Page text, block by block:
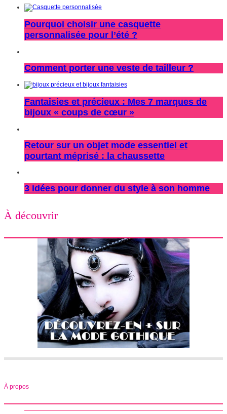
Pourquoi choisir une casquette
personnalisée pour l’été ?
Comment porter une veste de tailleur ?
Fantaisies et précieux : Mes 7 marques de
bijoux « coups de cœur »
Retour sur un objet mode essentiel et
pourtant méprisé : la chaussette
3 idées pour donner du style à son homme
À découvrir
À propos